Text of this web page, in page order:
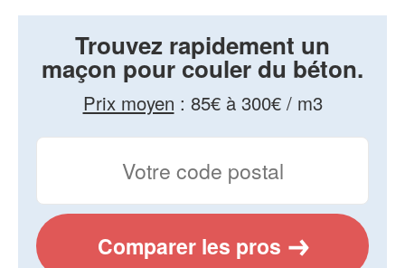
Trouvez rapidement un
maçon pour couler du béton.
Prix moyen : 85€ à 300€ / m3
Comparer les pros